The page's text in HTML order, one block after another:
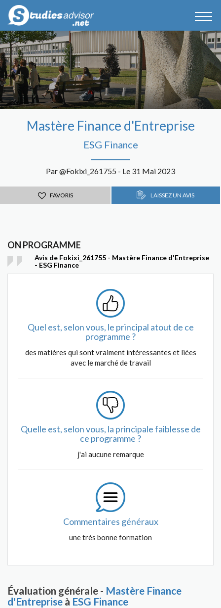
Mastère Finance d'Entreprise
ESG Finance
Par @Fokixi_261755 - Le 31 Mai 2023
FAVORIS LAISSEZ UN AVIS
ON PROGRAMME
Avis de Fokixi_261755 - Mastère Finance d'Entreprise
- ESG Finance
Quel est, selon vous, le principal atout de ce
programme ?
des matières qui sont vraiment intéressantes et liées
avec le marché de travail
Quelle est, selon vous, la principale faiblesse de
ce programme ?
j'ai aucune remarque
Commentaires généraux
une très bonne formation
Évaluation générale - Mastère Finance
d'Entreprise à ESG Finance